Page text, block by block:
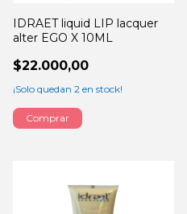
IDRAET liquid LIP lacquer
alter EGO X 10ML
$22.000,00
¡Solo quedan 2 en stock!
Comprar